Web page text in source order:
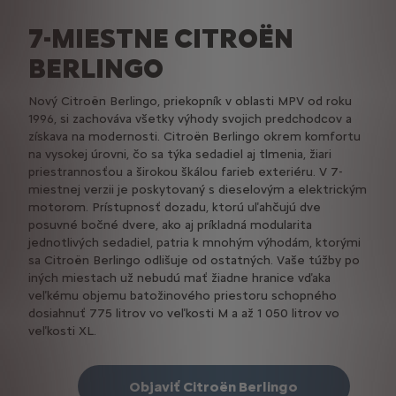
7-MIESTNE CITROËN
BERLINGO
Nový Citroën Berlingo, priekopník v oblasti MPV od roku
1996, si zachováva všetky výhody svojich predchodcov a
získava na modernosti. Citroën Berlingo okrem komfortu
na vysokej úrovni, čo sa týka sedadiel aj tlmenia, žiari
priestrannosťou a širokou škálou farieb exteriéru. V 7-
miestnej verzii je poskytovaný s dieselovým a elektrickým
motorom. Prístupnosť dozadu, ktorú uľahčujú dve
posuvné bočné dvere, ako aj príkladná modularita
jednotlivých sedadiel, patria k mnohým výhodám, ktorými
sa Citroën Berlingo odlišuje od ostatných. Vaše túžby po
iných miestach už nebudú mať žiadne hranice vďaka
veľkému objemu batožinového priestoru schopného
dosiahnuť 775 litrov vo veľkosti M a až 1 050 litrov vo
veľkosti XL.
Objaviť Citroën Berlingo